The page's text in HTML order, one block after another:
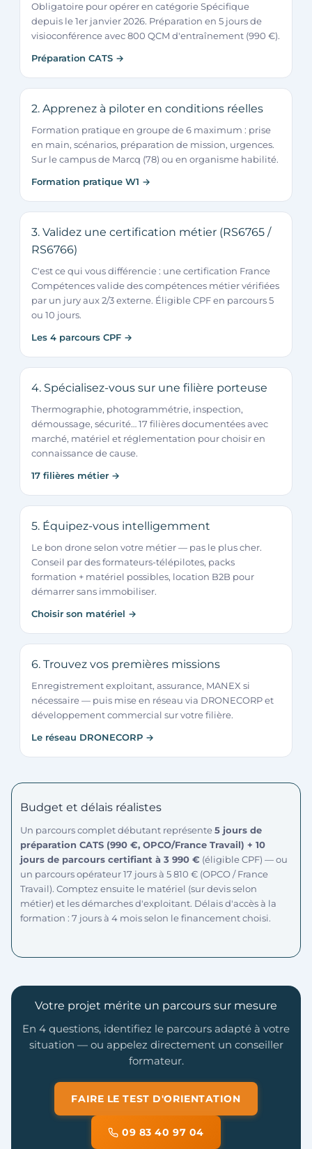
Obligatoire pour opérer en catégorie Spécifique
depuis le 1er janvier 2026. Préparation en 5 jours de
visioconférence avec 800 QCM d'entraînement (990 €).
Préparation CATS →
2. Apprenez à piloter en conditions réelles
Formation pratique en groupe de 6 maximum : prise
en main, scénarios, préparation de mission, urgences.
Sur le campus de Marcq (78) ou en organisme habilité.
Formation pratique W1 →
3. Validez une certification métier (RS6765 /
RS6766)
C'est ce qui vous différencie : une certification France
Compétences valide des compétences métier vérifiées
par un jury aux 2/3 externe. Éligible CPF en parcours 5
ou 10 jours.
Les 4 parcours CPF →
4. Spécialisez-vous sur une filière porteuse
Thermographie, photogrammétrie, inspection,
démoussage, sécurité… 17 filières documentées avec
marché, matériel et réglementation pour choisir en
connaissance de cause.
17 filières métier →
5. Équipez-vous intelligemment
Le bon drone selon votre métier — pas le plus cher.
Conseil par des formateurs-télépilotes, packs
formation + matériel possibles, location B2B pour
démarrer sans immobiliser.
Choisir son matériel →
6. Trouvez vos premières missions
Enregistrement exploitant, assurance, MANEX si
nécessaire — puis mise en réseau via DRONECORP et
développement commercial sur votre filière.
Le réseau DRONECORP →
Budget et délais réalistes
Un parcours complet débutant représente5 jours de
préparation CATS (990 €, OPCO/France Travail) + 10
jours de parcours certifiant à 3 990 € (éligible CPF) — ou
un parcours opérateur 17 jours à 5 810 € (OPCO / France
Travail). Comptez ensuite le matériel (sur devis selon
métier) et les démarches d'exploitant. Délais d'accès à la
formation : 7 jours à 4 mois selon le financement choisi.
Votre projet mérite un parcours sur mesure
En 4 questions, identifiez le parcours adapté à votre
situation — ou appelez directement un conseiller
formateur.
FAIRE LE TEST D'ORIENTATION
09 83 40 97 04